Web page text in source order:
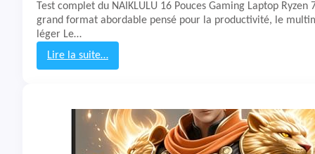
Test complet du NAIKLULU 16 Pouces Gaming Laptop Ryzen
grand format abordable pensé pour la productivité, le
léger Le…
Lire la suite…
:
s
t
&